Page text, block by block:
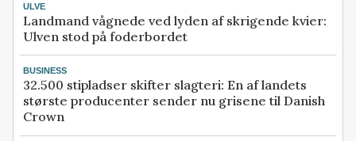
ULVE
Landmand vågnede ved lyden af skrigende kvier:
Ulven stod på foderbordet
BUSINESS
32.500 stipladser skifter slagteri: En af landets
største producenter sender nu grisene til Danish
Crown